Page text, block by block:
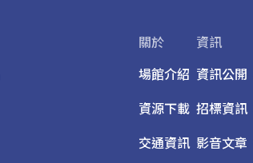
關於
場館介紹
資源下載
交通資訊
資訊
資訊公開
招標資訊
影音文章